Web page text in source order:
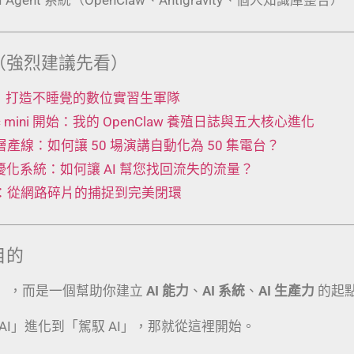
烈建議先看）
打造不睡覺的數位實習生軍隊
開始：我的 OpenClaw 養殖日誌與五大核心進化
產線：如何讓 50 場演講自動化為 50 集電台？
化系統：如何讓 AI 幫您找回流失的流量？
從網路碎片的捕捉到完美閉環
的
，而是一個幫助你建立 AI 能力 、 AI 系統 、 AI 生產力 的起
」進化到「駕馭 AI」，那就從這裡開始。